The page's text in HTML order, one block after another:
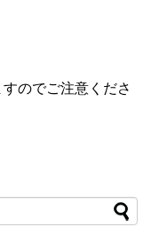
のでご注意くださ